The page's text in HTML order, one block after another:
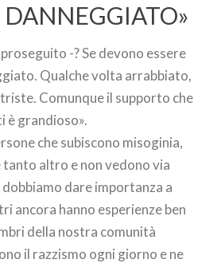
-? Se devono essere
Qualche volta arrabbiato,
Comunque il supporto che
è grandioso».
che subiscono misoginia,
altro e non vedono via
dobbiamo dare importanza a
ancora hanno esperienze ben
della nostra comunità
il razzismo ogni giorno e ne